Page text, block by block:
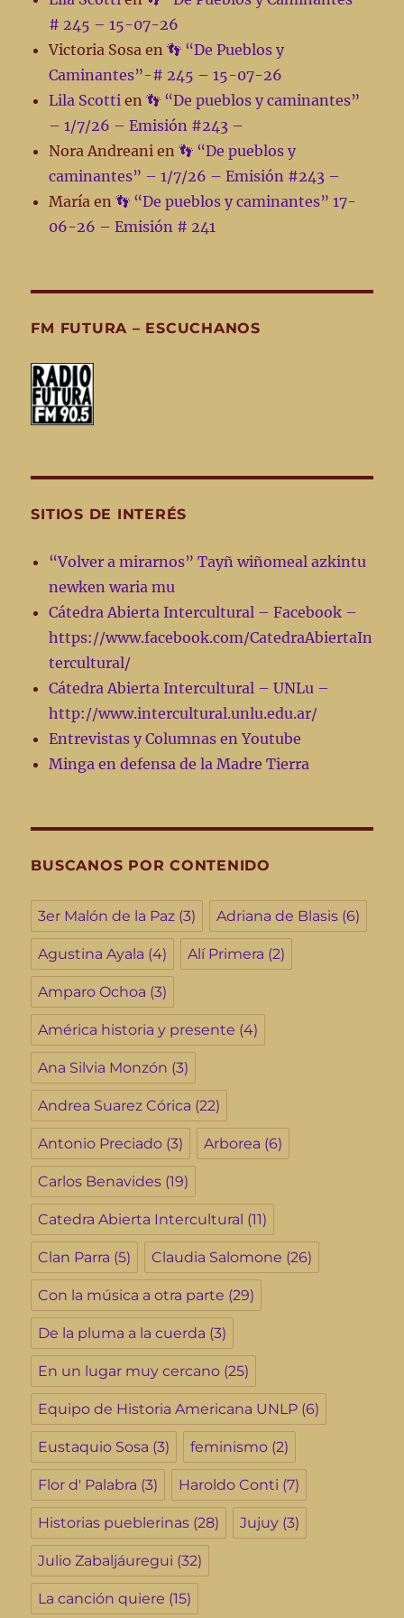
# 245 – 15-07-26
Victoria Sosa en👣 “De Pueblos y
Caminantes”-# 245 – 15-07-26
Lila Scotti en👣 “De pueblos y caminantes”
– 1/7/26 – Emisión #243 –
Nora Andreani en👣 “De pueblos y
caminantes” – 1/7/26 – Emisión #243 –
María en👣 “De pueblos y caminantes” 17-
06-26 – Emisión # 241
FM FUTURA – ESCUCHANOS
SITIOS DE INTERÉS
“Volver a mirarnos” Tayñ wiñomeal azkintu
newken waria mu
Cátedra Abierta Intercultural – Facebook –
https://www.facebook.com/CatedraAbiertaIn
tercultural/
Cátedra Abierta Intercultural – UNLu –
http://www.intercultural.unlu.edu.ar/
Entrevistas y Columnas en Youtube
Minga en defensa de la Madre Tierra
BUSCANOS POR CONTENIDO
3er Malón de la Paz (3) Adriana de Blasis (6)
Agustina Ayala (4) Alí Primera (2)
Amparo Ochoa (3)
América historia y presente (4)
Ana Silvia Monzón (3)
Andrea Suarez Córica (22)
Antonio Preciado (3) Arborea (6)
Carlos Benavides (19)
Catedra Abierta Intercultural (11)
Clan Parra (5) Claudia Salomone (26)
Con la música a otra parte (29)
De la pluma a la cuerda (3)
En un lugar muy cercano (25)
Equipo de Historia Americana UNLP (6)
Eustaquio Sosa (3) feminismo (2)
Flor d' Palabra (3) Haroldo Conti (7)
Historias pueblerinas (28) Jujuy (3)
Julio Zabaljáuregui (32)
La canción quiere (15)